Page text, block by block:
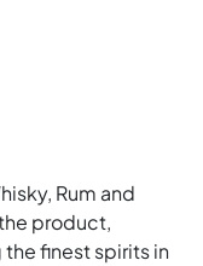
Rum and
product,
finest spirits in